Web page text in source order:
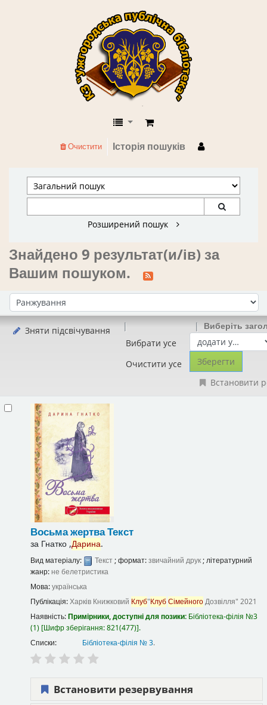
КЗ "Ужгородська публічна
Історія пошуків
Очистити
Розширений пошук
Знайдено 9 результат(и/ів) за
Вашим пошуком.
Сортувати за:
Зняти підсвічування
Вибрати усе
Очистити усе
Виберіть
Встановити
Восьма жертваТекст
за Гнатко ,Дарина.
Вид матеріалу: Текст; формат:звичайний друк; літературний
жанр: не белетристика
Мова:українська
Публікація:Харків Книжковий Клуб"КлубСімейногоДозвілля" 2021
Наявність:Примірники, доступні для позики: Бібліотека-філія №3
(1) Шифр зберігання:821(477) .
Списки:
Бібліотека-філія № 3.
Встановити резервування